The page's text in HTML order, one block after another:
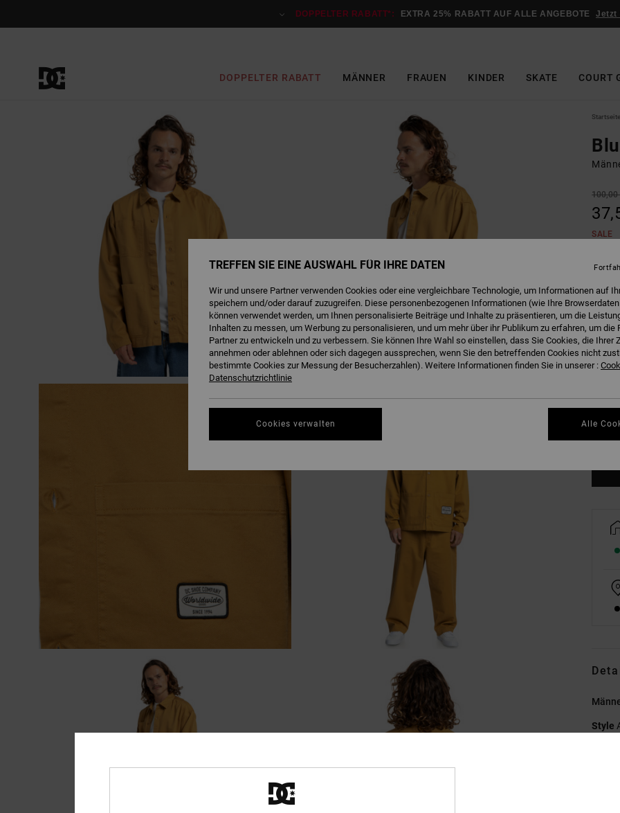
DOPPELTER RABATT*: EXTRA 25% RABATT AUF ALLE ANGEBOTE Jetzt
DOPPELTER RABATT MÄNNER FRAUEN KINDER SKATE COURT
Startseite
100,00
SALE
Farbe
XS
Style
TREFFEN SIE EINE AUSWAHL FÜR IHRE DATEN
Wir und unsere Partner verwenden Cookies oder eine vergleichbare Technologie, um Informationen auf
speichern und/oder darauf zuzugreifen. Diese personenbezogenen Informationen (wie Ihre
können verwendet werden, um Ihnen personalisierte Beiträge und Inhalte zu präsentieren, um die
Inhalten zu messen, um Werbung zu personalisieren, und um mehr über ihr Publikum zu erfahren, um die
Partner zu entwickeln und zu verbessern. Sie können Ihre Wahl so einstellen, dass Sie Cookies, die Ihrer
annehmen oder ablehnen oder sich dagegen aussprechen, wenn Sie den betreffenden Cookies nicht
bestimmte Cookies zur Messung der Besucherzahlen). Weitere Informationen finden Sie in unserer :
Datenschutzrichtlinie
Cookies verwalten Alle